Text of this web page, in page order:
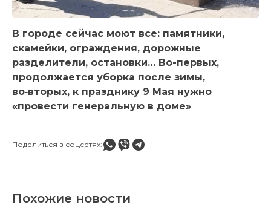
В городе сейчас моют все: памятники,
скамейки, ограждения, дорожные
разделители, остановки… Во-первых,
продолжается уборка после зимы,
во‑вторых, к празднику 9 Мая нужно
«провести генеральную в доме»
Поделиться в соцсетях:
Похожие новости